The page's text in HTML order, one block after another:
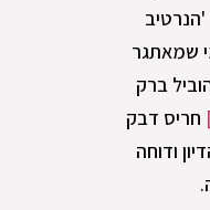
שמאתגר
ברק
חריס דבק
ודוחה